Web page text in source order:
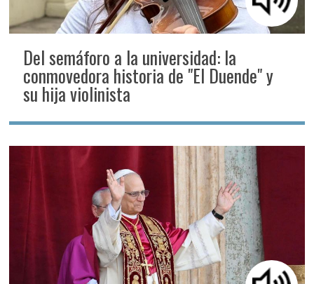
Del semáforo a la universidad: la
conmovedora historia de "El Duende" y
su hija violinista